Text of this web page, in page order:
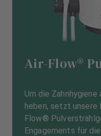
Air-Flow®
Um die Zahnhygiene
heben, setzt unsere
Flow®
Engagements für